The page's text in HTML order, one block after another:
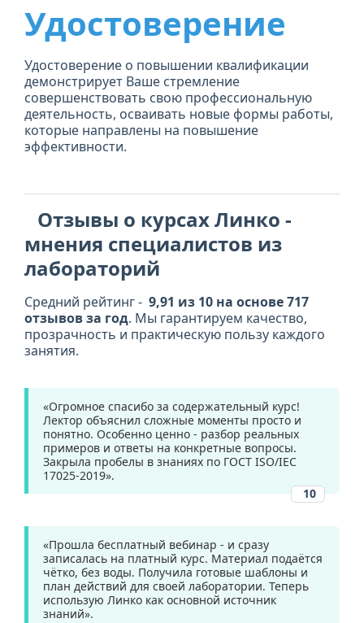
Удостоверение
Удостоверение о повышении квалификации
демонстрирует Ваше стремление
совершенствовать свою профессиональную
деятельность, осваивать новые формы работы,
которые направлены на повышение
эффективности.
Отзывы о курсах Линко -
мнения специалистов из
лабораторий
Средний рейтинг - 9,91 из 10 на основе 717
отзывов за год. Мы гарантируем качество,
прозрачность и практическую пользу каждого
занятия.
«Огромное спасибо за содержательный курс!
Лектор объяснил сложные моменты просто и
понятно. Особенно ценно - разбор реальных
примеров и ответы на конкретные вопросы.
Закрыла пробелы в знаниях по ГОСТ ISO/IEC
17025-2019».
10
«Прошла бесплатный вебинар - и сразу
записалась на платный курс. Материал подаётся
чётко, без воды. Получила готовые шаблоны и
план действий для своей лаборатории. Теперь
использую Линко как основной источник
знаний».